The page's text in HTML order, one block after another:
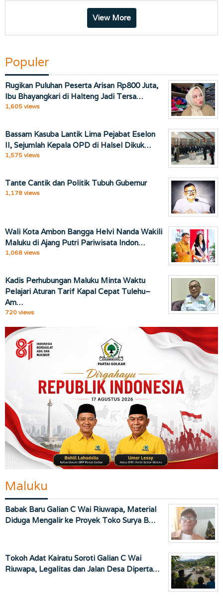
View More
Populer
Rugikan Puluhan Peserta Arisan Rp800 Juta,
Ibu Bhayangkari di Halteng Jadi Tersa…
1,605 views
Bassam Kasuba Lantik Lima Pejabat Eselon
II, Sejumlah Kepala OPD di Halsel Dikuk…
1,575 views
Tante Cantik dan Politik Tubuh Gubernur
1,178 views
Wali Kota Ambon Bangga Helvi Nanda Wakili
Maluku di Ajang Putri Pariwisata Indon…
1,068 views
Kadis Perhubungan Maluku Minta Waktu
Pelajari Aturan Tarif Kapal Cepat Tulehu–
Am…
720 views
Maluku
Babak Baru Galian C Wai Riuwapa, Material
Diduga Mengalir ke Proyek Toko Surya B…
Tokoh Adat Kairatu Soroti Galian C Wai
Riuwapa, Legalitas dan Jalan Desa Diperta…